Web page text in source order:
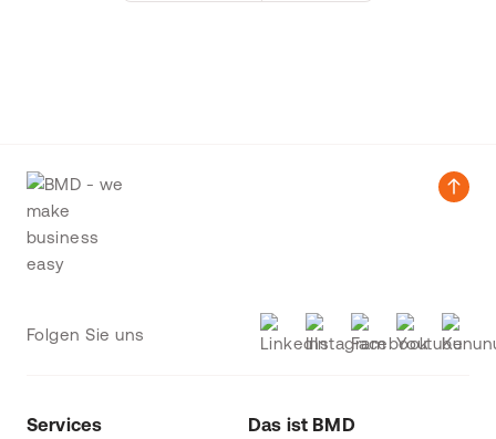
Folgen Sie uns
Services Das ist BMD